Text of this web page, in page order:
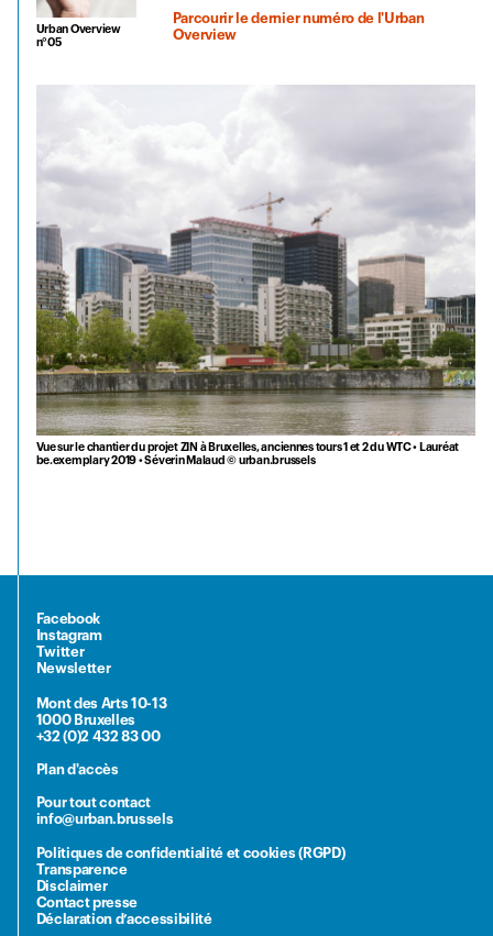
Urban Overview
n°05
Parcourir le dernier numéro de l'Urban
Overview
Vue sur le chantier du projet ZIN à Bruxelles, anciennes tours 1 et 2 du WTC • Lauréat
be.exemplary 2019 • Séverin Malaud © urban.brussels
Facebook
Instagram
Twitter
Newsletter
Mont des Arts 10-13
1000 Bruxelles
+32 (0)2 432 83 00
Plan d'accès
Pour tout contact
info@urban.brussels
Politiques de confidentialité et cookies (RGPD)
Transparence
Disclaimer
Contact presse
Déclaration d’accessibilité